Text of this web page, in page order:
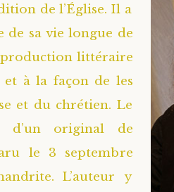
de l’Église. Il a
de sa vie longue de
production littéraire
et à la façon de les
et du chrétien. Le
d’un original de
le 3 septembre
L’auteur y